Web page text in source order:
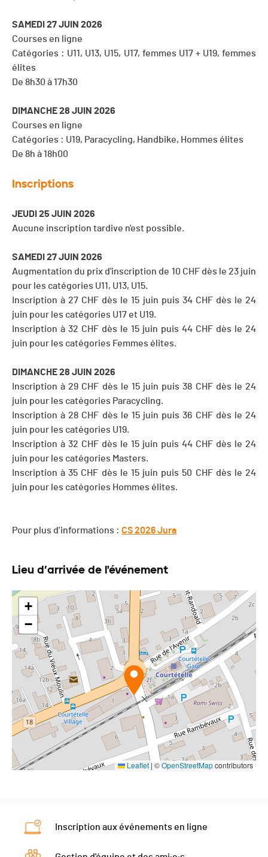
SAMEDI 27 JUIN 2026
Courses en ligne
Catégories : U11, U13, U15, U17, femmes U17 + U19, femmes
élites
De 8h30 à 17h30
DIMANCHE 28 JUIN 2026
Courses en ligne
Catégories : U19, Paracycling, Handbike, Hommes élites
De 8h à 18h00
Inscriptions
JEUDI 25 JUIN 2026
Aucune inscription tardive n'est possible.
SAMEDI 27 JUIN 2026
Augmentation du prix d'inscription de 10 CHF dès le 23 juin
pour les catégories U11, U13, U15.
Inscription à 27 CHF dès le 15 juin puis 34 CHF dès le 24
juin pour les catégories U17 et U19.
Inscription à 32 CHF dès le 15 juin puis 44 CHF dès le 24
juin pour les catégories Femmes élites.
DIMANCHE 28 JUIN 2026
Inscription à 29 CHF dès le 15 juin puis 38 CHF dès le 24
juin pour les catégories Paracycling.
Inscription à 28 CHF dès le 15 juin puis 36 CHF dès le 24
juin pour les catégories U19.
Inscription à 32 CHF dès le 15 juin puis 44 CHF dès le 24
juin pour les catégories Masters.
Inscription à 35 CHF dès le 15 juin puis 50 CHF dès le 24
juin pour les catégories Hommes élites.
Pour plus d’informations : CS 2026 Jura
Lieu d’arrivée de l'événement
+
−
Leaflet | ©OpenStreetMapcontributors
Inscription aux événements en ligne